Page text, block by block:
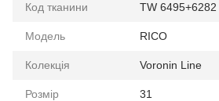
Код тканини TW
Модель RICO
Колекція Voronin Line
Розмір 31